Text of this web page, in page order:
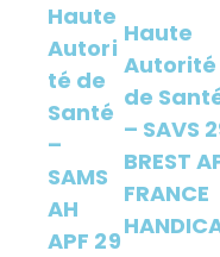
Haute
Autori
té de
Santé
–
SAMS
AH
APF 29
Haute
Autorité
de
– SAVS
BREST
FRANCE